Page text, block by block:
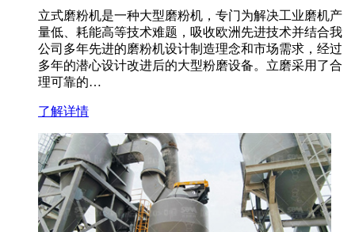
立式磨粉机是一种大型磨粉机，专门为解决工业磨机产
量低、耗能高等技术难题，吸收欧洲先进技术并结合我
公司多年先进的磨粉机设计制造理念和市场需求，经过
多年的潜心设计改进后的大型粉磨设备。立磨采用了合
理可靠的…
了解详情